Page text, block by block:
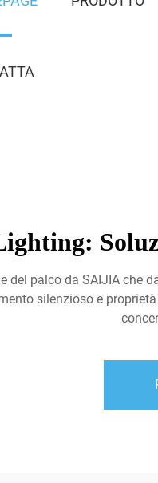
del palco da SAIJIA che
silenzioso e